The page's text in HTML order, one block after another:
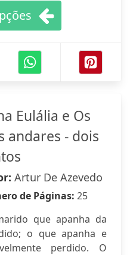
Eulália e Os
andares - dois
Artur De Azevedo
de Páginas: 25
que apanha da
o que apanha e
perdido. O